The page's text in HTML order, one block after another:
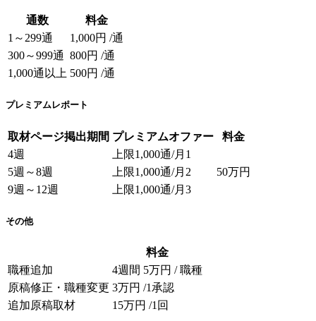
通数
料金
1～299通
1,000円 /通
300～999通 800円 /通
1,000通以上 500円 /通
プレミアムレポート
取材ページ掲出期間 プレミアムオファー
料金
4週
上限1,000通/月1
50万円
5週～8週
上限1,000通/月2
9週～12週
上限1,000通/月3
その他
料金
職種追加
4週間 5万円 / 職種
原稿修正・職種変更 3万円 /1承認
追加原稿取材
15万円 /1回